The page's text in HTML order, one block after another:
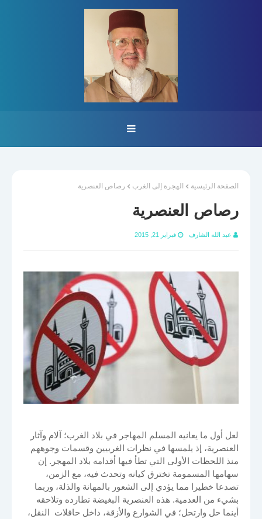
الصفحة الرئيسية الهجرة إلى الغرب رصاص العنصرية
رصاص العنصرية
عبد الله الشارف فبراير 21, 2015
لعل أول ما يعانيه المسلم المهاجر في بلاد الغرب؛ آلام وآثار
العنصرية، إذ يلمسها في نظرات الغربيين وقسمات وجوههم
منذ اللحظات الأولى التي تطأ فيها أقدامه بلاد المهجر. إن
سهامها المسمومة تخترق كيانه وتحدث فيه، مع الزمن،
تصدعا خطيرا مما يؤدي إلى الشعور بالمهانة والذلة، وربما
بشيء من العدمية. هذه العنصرية البغيضة تطارده وتلاحقه
أينما حل وارتحل؛ في الشوارع والأزقة، داخل حافلات النقل،